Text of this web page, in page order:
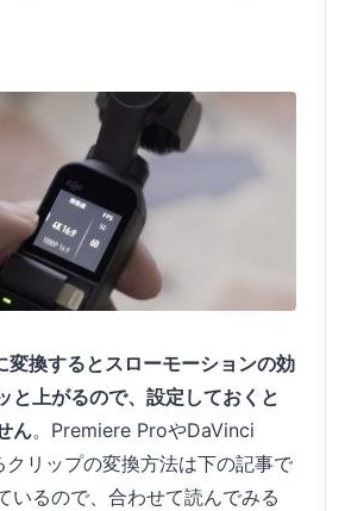
換するとスローモーションの効
と上がるので、設定しておくと
ん。Premiere ProやDaVinci
リップの変換方法は下の記事で
いるので、合わせて読んでみる